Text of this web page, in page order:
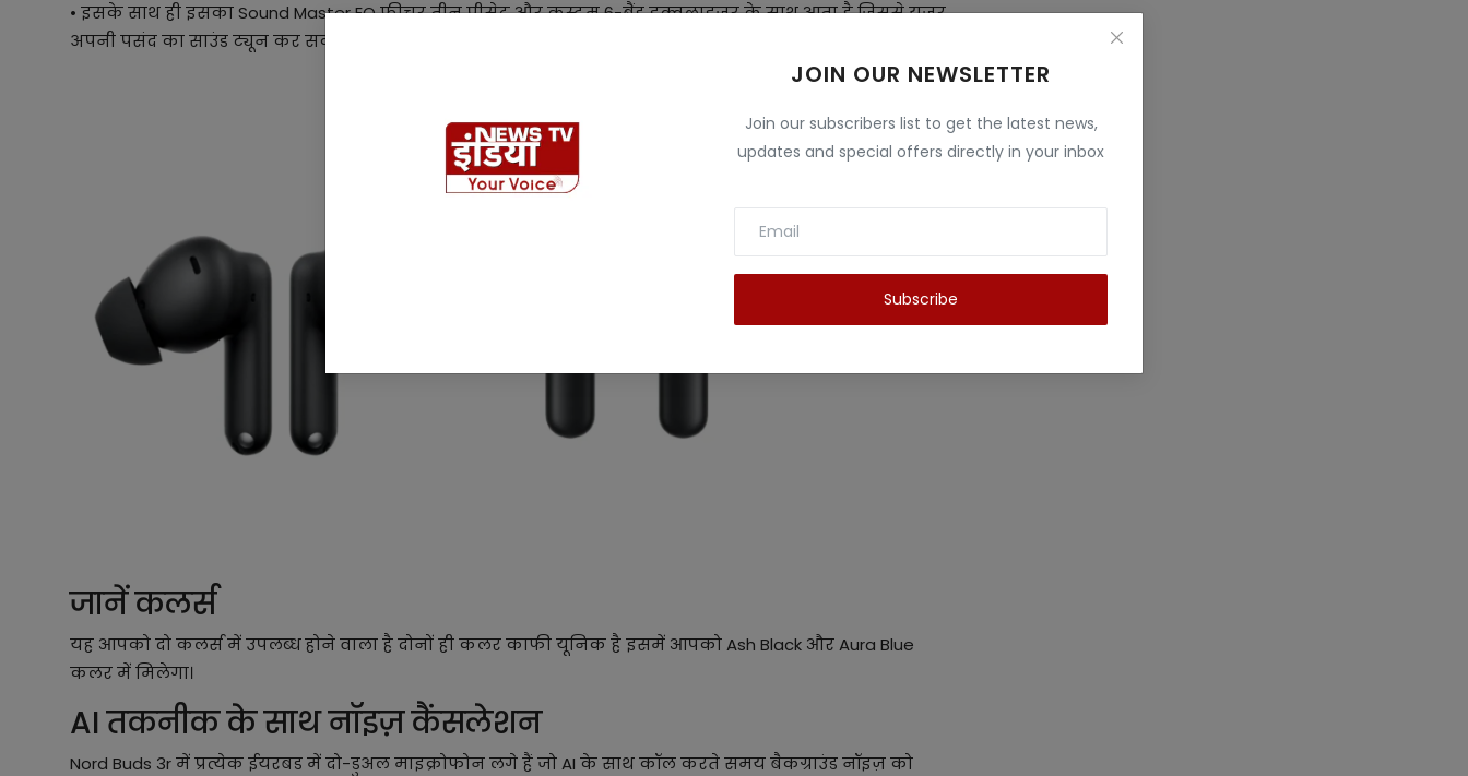
JOIN OUR NEWSLETTER
Join our subscribers list to get the latest news,
updates and special offers directly in your inbox
Subscribe
• इसके साथ ही इसका Sound Master EQ फीचर तीन प्रीसेट और कस्टम 6-बैंड इक्वलाइजर के साथ आता है जिससे यूजर
अपनी पसंद का साउंड ट्यून कर सकता है।
जानें कलर्स
यह आपको दो कलर्स में उपलब्ध होने वाला है दोनों ही कलर काफी यूनिक है इसमें आपको Ash Black और Aura Blue
कलर में मिलेगा।
AI तकनीक के साथ नॉइज़ कैंसलेशन
Nord Buds 3r में प्रत्येक ईयरबड में दो-डुअल माइक्रोफोन लगे हैं जो AI के साथ कॉल करते समय बैकग्राउंड नॉइज़ को